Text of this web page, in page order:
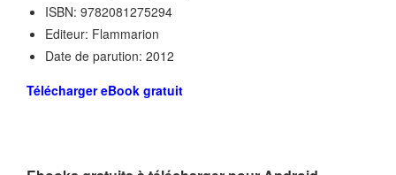
ISBN: 9782081275294
Editeur: Flammarion
Date de parution: 2012
Télécharger eBook gratuit